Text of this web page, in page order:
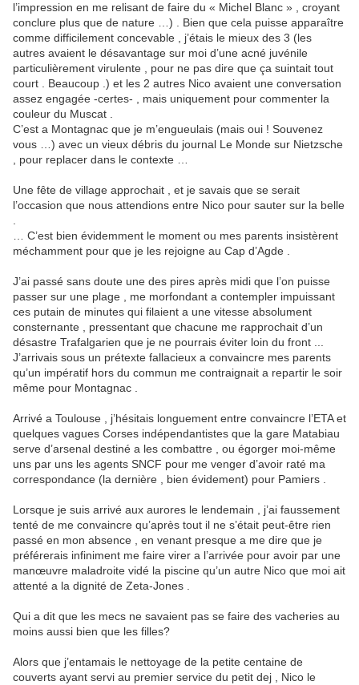
l’impression en me relisant de faire du « Michel Blanc » , croyant
conclure plus que de nature …) . Bien que cela puisse apparaître
comme difficilement concevable , j’étais le mieux des 3 (les
autres avaient le désavantage sur moi d’une acné juvénile
particulièrement virulente , pour ne pas dire que ça suintait tout
court . Beaucoup .) et les 2 autres Nico avaient une conversation
assez engagée -certes- , mais uniquement pour commenter la
couleur du Muscat .
C’est a Montagnac que je m’engueulais (mais oui ! Souvenez
vous …) avec un vieux débris du journal Le Monde sur Nietzsche
, pour replacer dans le contexte …
Une fête de village approchait , et je savais que se serait
l’occasion que nous attendions entre Nico pour sauter sur la belle
… C’est bien évidemment le moment ou mes parents insistèrent
méchamment pour que je les rejoigne au Cap d’Agde .
J’ai passé sans doute une des pires après midi que l’on puisse
passer sur une plage , me morfondant a contempler impuissant
ces putain de minutes qui filaient a une vitesse absolument
consternante , pressentant que chacune me rapprochait d’un
désastre Trafalgarien que je ne pourrais éviter loin du front ...
J’arrivais sous un prétexte fallacieux a convaincre mes parents
qu’un impératif hors du commun me contraignait a repartir le soir
même pour Montagnac .
Arrivé a Toulouse , j’hésitais longuement entre convaincre l’ETA et
quelques vagues Corses indépendantistes que la gare Matabiau
serve d’arsenal destiné a les combattre , ou égorger moi-même
uns par uns les agents SNCF pour me venger d’avoir raté ma
correspondance (la dernière , bien évidement) pour Pamiers .
Lorsque je suis arrivé aux aurores le lendemain , j’ai faussement
tenté de me convaincre qu’après tout il ne s’était peut-être rien
passé en mon absence , en venant presque a me dire que je
préférerais infiniment me faire virer a l’arrivée pour avoir par une
manœuvre maladroite vidé la piscine qu’un autre Nico que moi ait
attenté a la dignité de Zeta-Jones .
Qui a dit que les mecs ne savaient pas se faire des vacheries au
moins aussi bien que les filles?
Alors que j’entamais le nettoyage de la petite centaine de
couverts ayant servi au premier service du petit dej , Nico le